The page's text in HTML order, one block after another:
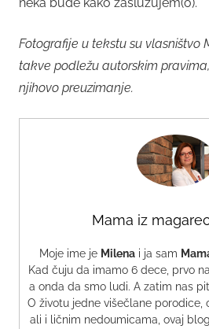
Fotografije u tekstu su vlasništvo
takve podležu autorskim
njihovo preuzimanje.
Mama iz
Moje ime je Milenai ja sam
Kad čuju da imamo 6 dece, prvo
a onda da smo ludi. A zatim nas
O životu jedne višečlane porodice,
ali i ličnim nedoumicama, ovaj